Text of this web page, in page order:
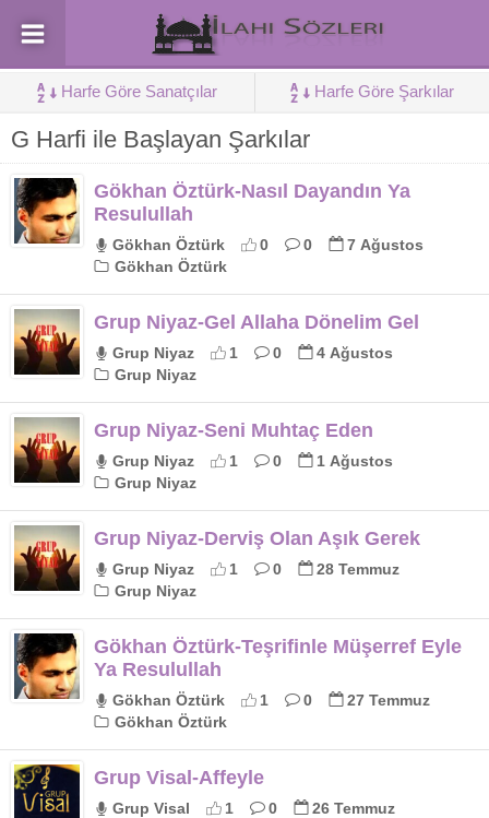
Harfe Göre Sanatçılar Harfe Göre Şarkılar
G Harfi ile Başlayan Şarkılar
Gökhan Öztürk-Nasıl Dayandın Ya
Resulullah
Gökhan Öztürk 0 0
7 Ağustos
Gökhan Öztürk
Grup Niyaz-Gel Allaha Dönelim Gel
Grup Niyaz 1 0
4 Ağustos
Grup Niyaz
Grup Niyaz-Seni Muhtaç Eden
Grup Niyaz 1 0
1 Ağustos
Grup Niyaz
Grup Niyaz-Derviş Olan Aşık Gerek
Grup Niyaz 1 0
28 Temmuz
Grup Niyaz
Gökhan Öztürk-Teşrifinle Müşerref Eyle
Ya Resulullah
Gökhan Öztürk 1 0
27 Temmuz
Gökhan Öztürk
Grup Visal-Affeyle
Grup Visal 1 0
26 Temmuz